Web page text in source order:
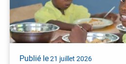
Publié le21 juillet 2026